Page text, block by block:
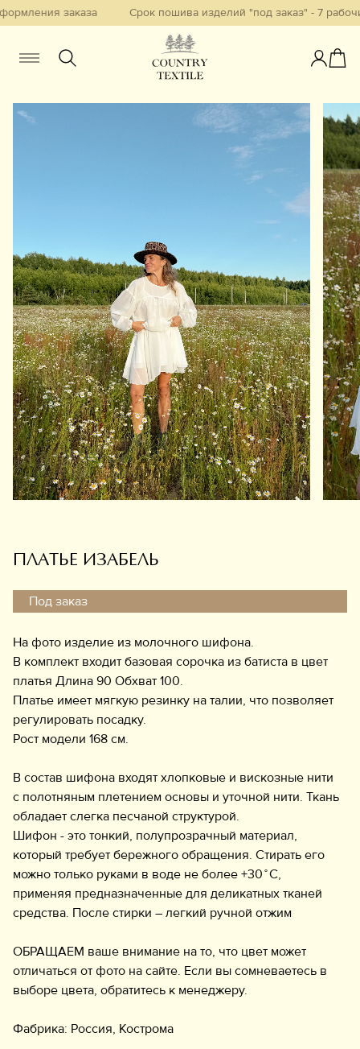
заказа Срок пошива изделий "под заказ" - 7
Женщинам
Избранное
В наличии
Бестселлеры
Одежда
Обувь
Аксессуары
Украшения
Информация
ПЛАТЬЕ ИЗАБЕЛЬ
Под заказ
На фото изделие из молочного шифона.
В комплект входит базовая сорочка из батиста в цвет
платья Длина 90 Обхват 100.
Платье имеет мягкую резинку на талии, что позволяет
регулировать посадку.
Рост модели 168 см.
В состав шифона входят хлопковые и вискозные нити
с полотняным плетением основы и уточной нити. Ткань
обладает слегка песчаной структурой.
Шифон - это тонкий, полупрозрачный материал,
который требует бережного обращения. Стирать его
можно только руками в воде не более +30 ̊ С,
применяя предназначенные для деликатных тканей
средства. После стирки – легкий ручной отжим
ОБРАЩАЕМ ваше внимание на то, что цвет может
отличаться от фото на сайте. Если вы сомневаетесь в
выборе цвета, обратитесь к менеджеру.
Фабрика: Россия, Кострома